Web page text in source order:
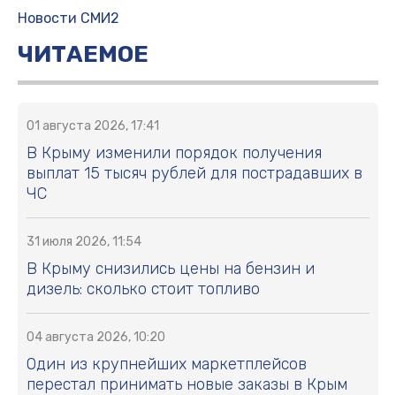
Новости СМИ2
ЧИТАЕМОЕ
01 августа 2026, 17:41
В Крыму изменили порядок получения
выплат 15 тысяч рублей для пострадавших в
ЧС
31 июля 2026, 11:54
В Крыму снизились цены на бензин и
дизель: сколько стоит топливо
04 августа 2026, 10:20
Один из крупнейших маркетплейсов
перестал принимать новые заказы в Крым